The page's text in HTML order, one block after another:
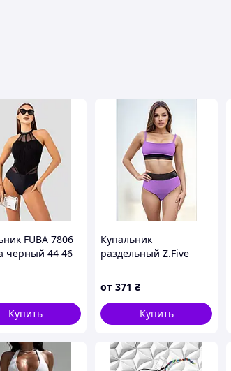
FUBA 7806
черный 44 46
Купить
Купальник
раздельный Z.Five
48 50 52 54 УКР
размеры
от 371 ₴
Купить